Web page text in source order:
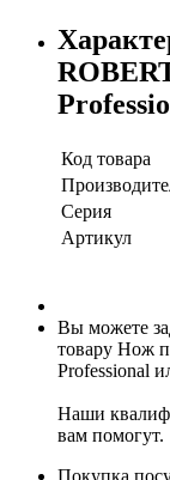
Код товара
Серия
Артикул
Вы можете
товару Нож
Professional
Наши
вам помогут.
Покупка